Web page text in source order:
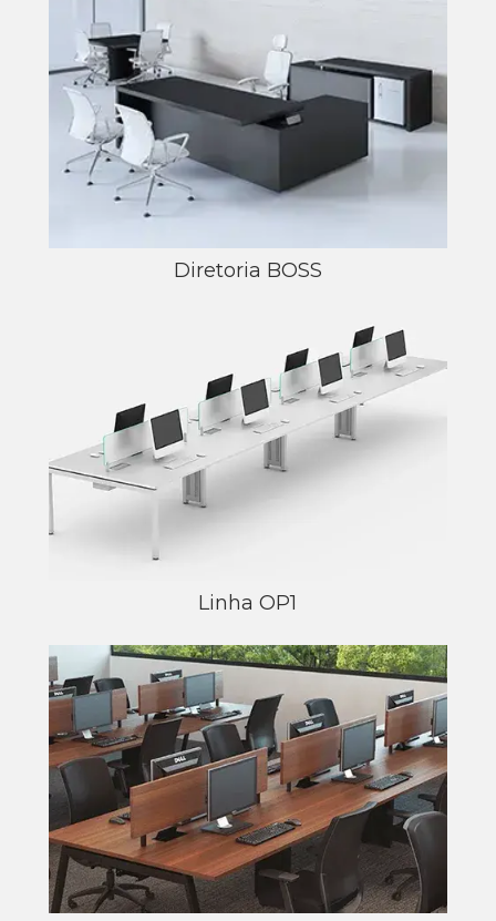
Diretoria BOSS
Linha OP1